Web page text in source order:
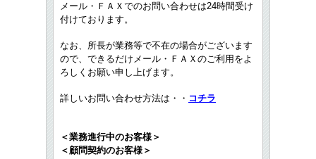
メール・ＦＡＸでのお問い合わせは24時間受け
付けております。
なお、所長が業務等で不在の場合がございます
ので、できるだけメール・ＦＡＸのご利用をよ
ろしくお願い申し上げます。
詳しいお問い合わせ方法は・・ コチラ
＜業務進行中のお客様＞
＜顧問契約のお客様＞